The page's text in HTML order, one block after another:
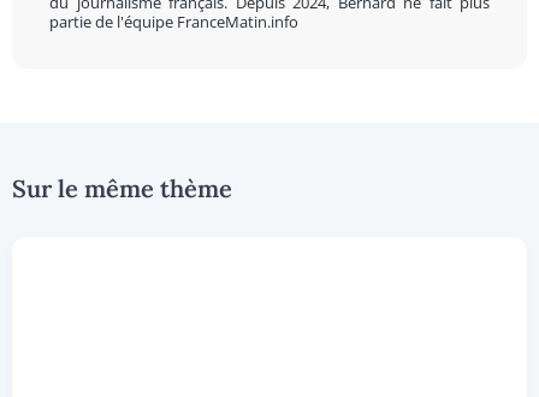
partie de l'équipe FranceMatin.info
Sur le même thème